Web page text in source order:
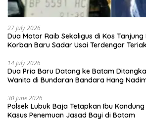
27 July 2026
Dua Motor Raib Sekaligus di Kos Tanjung
Korban Baru Sadar Usai Terdengar
14 July 2026
Dua Pria Baru Datang ke Batam
Wanita di Bundaran Bandara Hang
30 June 2026
Polsek Lubuk Baja Tetapkan Ibu
Kasus Penemuan Jasad Bayi di Batam